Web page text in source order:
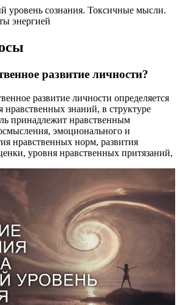
уровень сознания. Токсичные мысли.
энергией
развитие личности?
развитие личности определяется
нравственных знаний, в структуре
принадлежит нравственным
эмоционального и
нравственных норм, развития
уровня нравственных притязаний,